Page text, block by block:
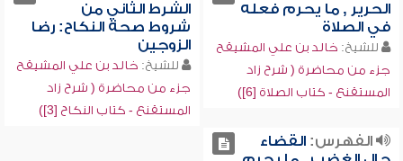
الحرير , ما يحرم فعله
في الصلاة
للشيخ: خالد بن علي المشيقح
جزء من محاضرة ( شرح زاد
المستقنع - كتاب الصلاة [6])
الشرط الثاني من
شروط صحة النكاح: رضا
الزوجين
للشيخ: خالد بن علي المشيقح
جزء من محاضرة ( شرح زاد
المستقنع - كتاب النكاح [3])
الفهرس:القضاء